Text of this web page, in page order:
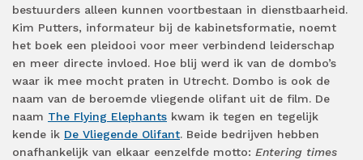
bestuurders alleen kunnen voortbestaan in dienstbaarheid.
Kim Putters, informateur bij de kabinetsformatie, noemt
het boek een pleidooi voor meer verbindend leiderschap
en meer directe invloed. Hoe blij werd ik van de dombo’s
waar ik mee mocht praten in Utrecht. Dombo is ook de
naam van de beroemde vliegende olifant uit de film. De
naam The Flying Elephants kwam ik tegen en tegelijk
kende ik De Vliegende Olifant. Beide bedrijven hebben
onafhankelijk van elkaar eenzelfde motto: Entering times